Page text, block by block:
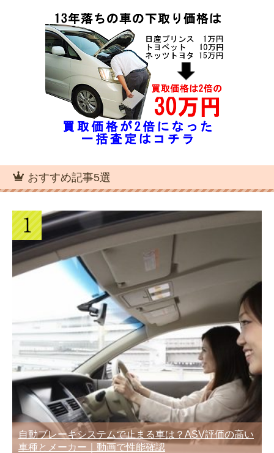
おすすめ記事5選
自動ブレーキシステムで止まる車は？ASV評価の高い
車種とメーカー｜動画で性能確認